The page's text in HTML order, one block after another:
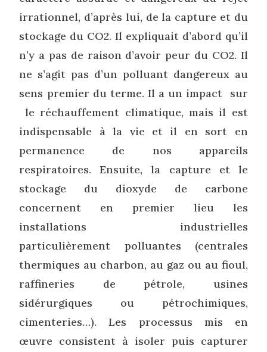
irrationnel, d’après lui, de la capture et du
stockage du CO2. Il expliquait d’abord qu’il
n’y a pas de raison d’avoir peur du CO2. Il
ne s’agit pas d’un polluant dangereux au
sens premier du terme. Il a un impact sur
le réchauffement climatique, mais il est
indispensable à la vie et il en sort en
permanence de nos appareils
respiratoires. Ensuite, la capture et le
stockage du dioxyde de carbone
concernent en premier lieu les
installations industrielles
particulièrement polluantes (centrales
thermiques au charbon, au gaz ou au fioul,
raffineries de pétrole, usines
sidérurgiques ou pétrochimiques,
cimenteries…). Les processus mis en
œuvre consistent à isoler puis capturer